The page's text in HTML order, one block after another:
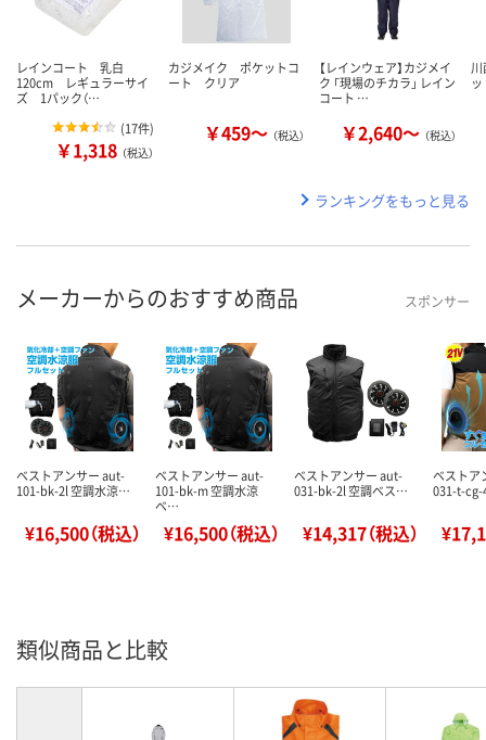
レインコート 乳白
120cm レギュラーサイ
ズ 1パック（…
(17件)
￥1,318 （税込）
カジメイク ポケットコ
ート クリア
￥459～ （税込）
【レインウェア】カジメイ
ク 「現場のチカラ」 レイン
コート …
￥2,640～ （税込）
ランキングをもっと見る
メーカーからのおすすめ商品 スポンサー
ベストアンサー aut-
101-bk-2l 空調水涼…
¥16,500（税込）
ベストアンサー aut-
101-bk-m 空調水涼
ベ…
¥16,500（税込）
ベストアンサー aut-
031-bk-2l 空調ベス…
¥14,317（税込）
ベストア
031-t-
類似商品と比較